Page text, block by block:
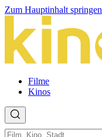
Zum Hauptinhalt springen
Filme
Kinos